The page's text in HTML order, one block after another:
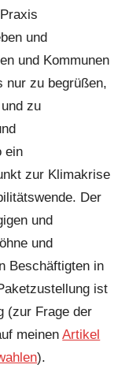
und
und Kommunen
nur zu begrüßen,
zu
ein
zur Klimakrise
Der
und
und
Beschäftigten in
ist
(zur Frage der
meinenArtikel
).